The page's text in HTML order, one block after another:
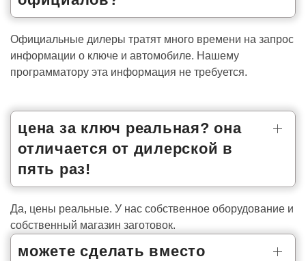
Официальные дилеры тратят много времени на запрос
информации о ключе и автомобиле. Нашему
программатору эта информация не требуется.
цена за ключ реальная? она
отличается от дилерской в
пять раз!
Да, цены реальные. У нас собственное оборудование и
собственный магазин заготовок.
можете сделать вместо